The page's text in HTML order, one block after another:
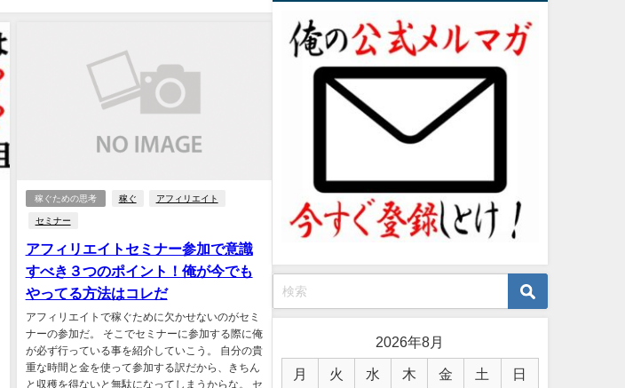
稼ぐための思考 稼ぐ アフィリエイト
セミナー
アフィリエイトセミナー参加で意識
すべき３つのポイント！俺が今でも
やってる方法はコレだ
アフィリエイトで稼ぐために欠かせないのがセミ
ナーの参加だ。 そこでセミナーに参加する際に俺
が必ず行っている事を紹介していこう。 自分の貴
重な時間と金を使って参加する訳だから、きちん
と収穫を得ないと無駄になってしまうからな。 セ
2026年8月
月 火 水 木 金 土 日